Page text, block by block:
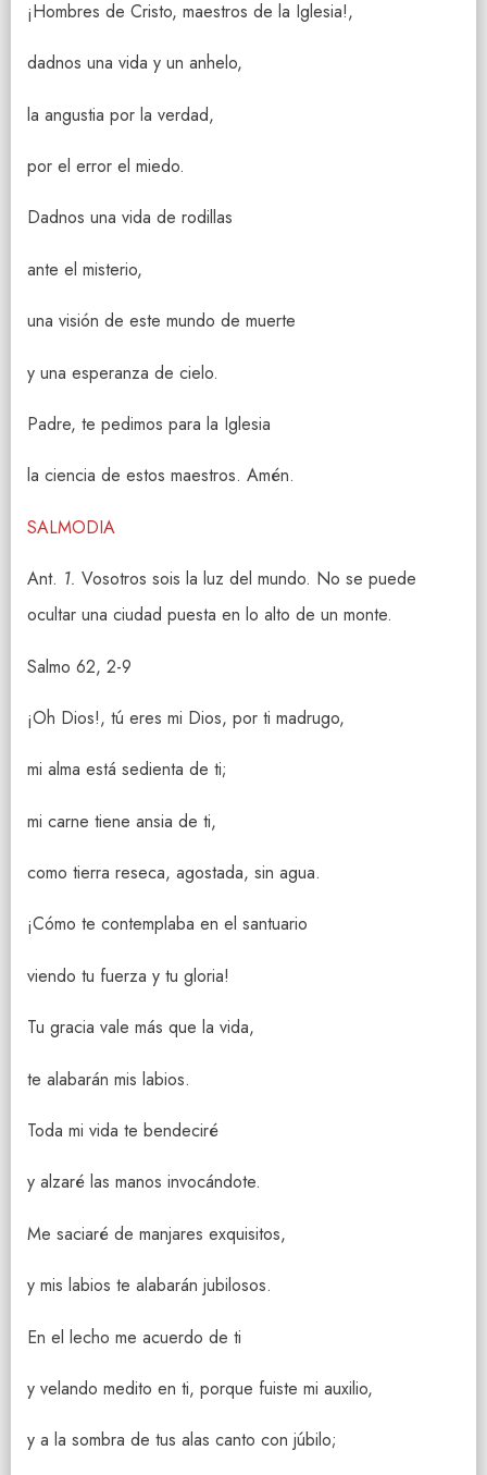
¡Hombres de Cristo, maestros de la Iglesia!,
dadnos una vida y un anhelo,
la angustia por la verdad,
por el error el miedo.
Dadnos una vida de rodillas
ante el misterio,
una visión de este mundo de muerte
y una esperanza de cielo.
Padre, te pedimos para la Iglesia
la ciencia de estos maestros. Amén.
SALMODIA
Ant. 1. Vosotros sois la luz del mundo. No se puede
ocultar una ciudad puesta en lo alto de un monte.
Salmo 62, 2-9
¡Oh Dios!, tú eres mi Dios, por ti madrugo,
mi alma está sedienta de ti;
mi carne tiene ansia de ti,
como tierra reseca, agostada, sin agua.
¡Cómo te contemplaba en el santuario
viendo tu fuerza y tu gloria!
Tu gracia vale más que la vida,
te alabarán mis labios.
Toda mi vida te bendeciré
y alzaré las manos invocándote.
Me saciaré de manjares exquisitos,
y mis labios te alabarán jubilosos.
En el lecho me acuerdo de ti
y velando medito en ti, porque fuiste mi auxilio,
y a la sombra de tus alas canto con júbilo;